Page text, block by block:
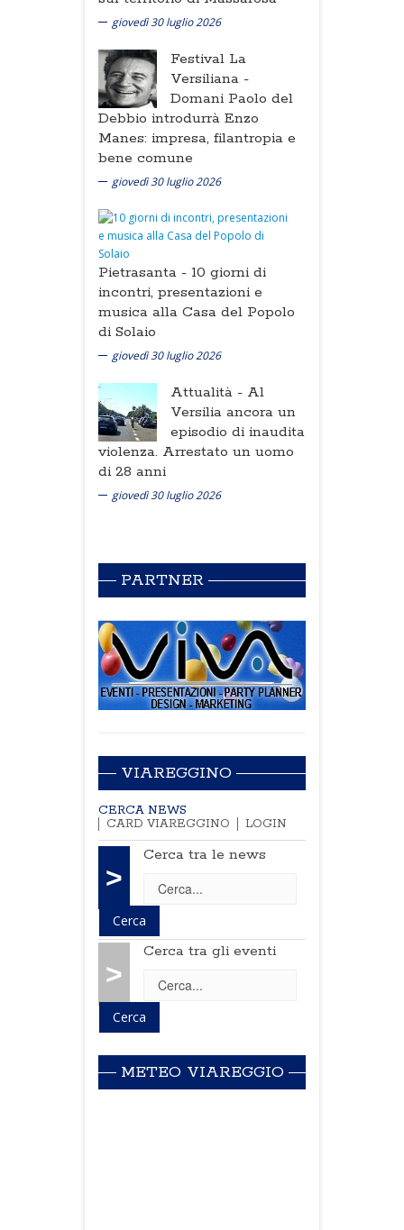
giovedì 30 luglio 2026
Festival La
Versiliana -
Domani Paolo del
Debbio introdurrà Enzo
Manes: impresa, filantropia e
bene comune
giovedì 30 luglio 2026
Pietrasanta - 10 giorni di
incontri, presentazioni e
musica alla Casa del Popolo
di Solaio
giovedì 30 luglio 2026
Attualità - Al
Versilia ancora un
episodio di inaudita
violenza. Arrestato un uomo
di 28 anni
giovedì 30 luglio 2026
PARTNER
VIAREGGINO
CERCA NEWS
CARD VIAREGGINO
LOGIN
>
Cerca tra le news
>
Cerca tra gli eventi
METEO VIAREGGIO